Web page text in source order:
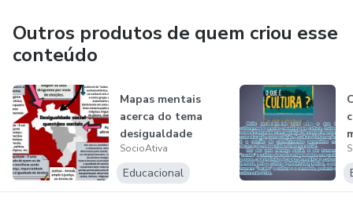
Outros produtos de quem criou esse
conteúdo
Mapas mentais
acerca do tema
desigualdade
SocioAtiva
Educacional